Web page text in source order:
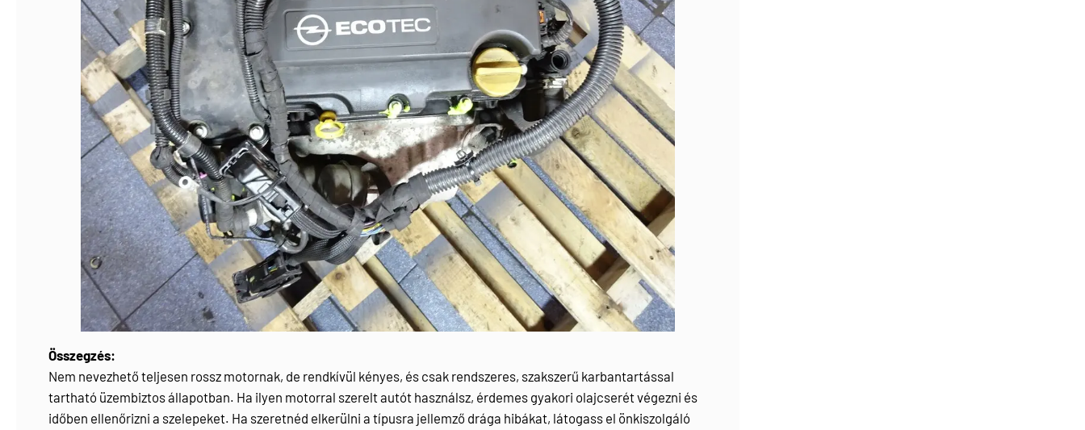
Összegzés:
Nem nevezhető teljesen rossz motornak, de rendkívül kényes, és csak rendszeres, szakszerű karbantartással
tartható üzembiztos állapotban. Ha ilyen motorral szerelt autót használsz, érdemes gyakori olajcserét végezni és
időben ellenőrizni a szelepeket. Ha szeretnéd elkerülni a típusra jellemző drága hibákat, látogass el önkiszolgáló